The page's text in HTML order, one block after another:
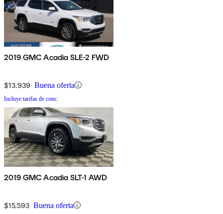
2019 GMC Acadia SLE-2 FWD
$13,939 Buena oferta
Incluye tarifas de conc.
2019 GMC Acadia SLT-1 AWD
$15,593 Buena oferta